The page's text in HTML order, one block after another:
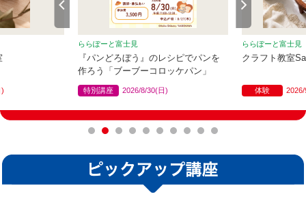
ららぽーと富士見
『パンどろぼう』のレシピでパンを
作ろう「ブーブーコロッケパン」
特別講座 2026/8/30(日)
ららぽーと富士見
クラフト教室
体験